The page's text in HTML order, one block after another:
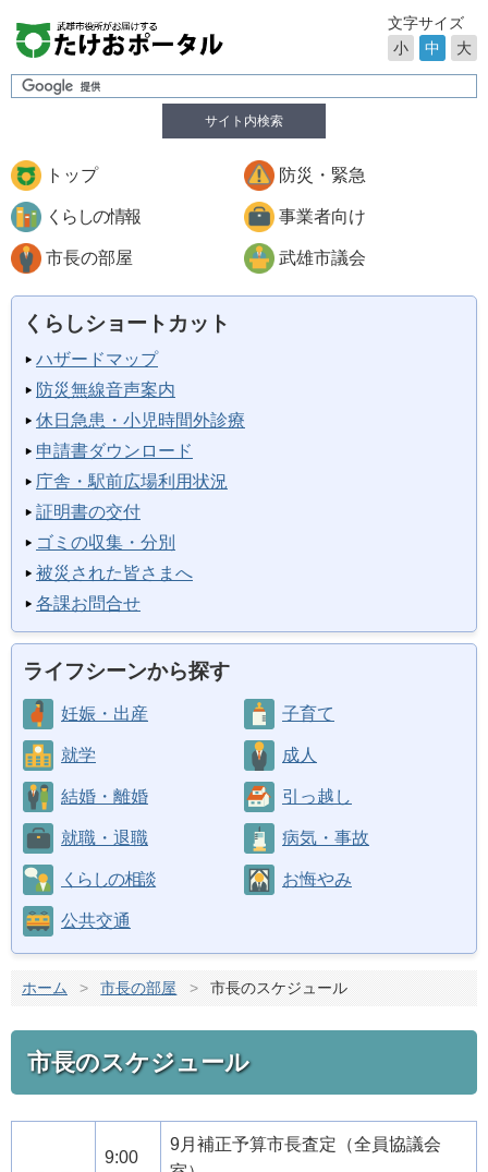
サイト内検索
文字サイズ
小
中 大
トップ 防災・緊急
くらしの情報 事業者向け
市長の部屋 武雄市議会
くらしショートカット
ハザードマップ
防災無線音声案内
休日急患・小児時間外診療
申請書ダウンロード
庁舎・駅前広場利用状況
証明書の交付
ゴミの収集・分別
被災された皆さまへ
各課お問合せ
ライフシーンから探す
妊娠・出産 子育て
就学 成人
結婚・離婚 引っ越し
就職・退職 病気・事故
くらしの相談 お悔やみ
公共交通
ホーム > 市長の部屋 > 市長のスケジュール
市長のスケジュール
9:00
9月補正予算市長査定（全員協議会